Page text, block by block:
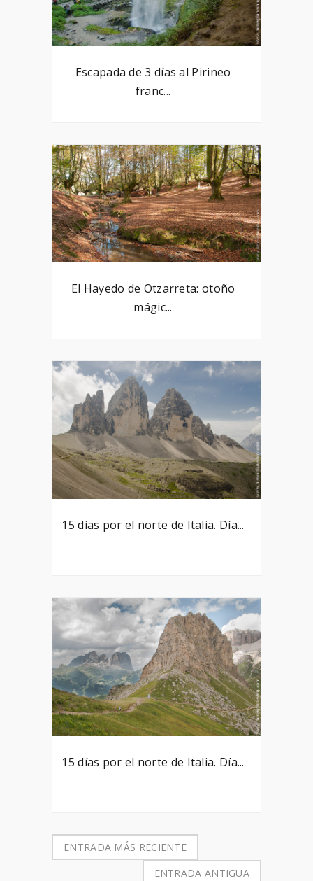
Escapada de 3 días al Pirineo
franc...
El Hayedo de Otzarreta: otoño
mágic...
15 días por el norte de Italia. Día...
15 días por el norte de Italia. Día...
ENTRADA MÁS RECIENTE
ENTRADA ANTIGUA